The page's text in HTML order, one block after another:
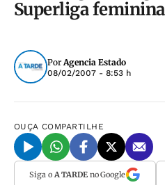
Superliga feminina
PorAgencia Estado
08/02/2007 - 8:53 h
OUÇA COMPARTILHE
Siga o A TARDEno Google